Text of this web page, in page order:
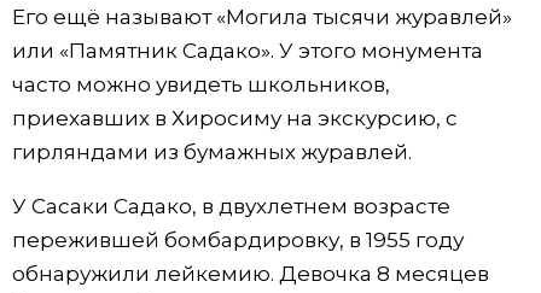
Его ещё называют «Могила тысячи журавлей»
или «Памятник Садако». У этого монумента
часто можно увидеть школьников,
приехавших в Хиросиму на экскурсию, с
гирляндами из бумажных журавлей.
У Сасаки Садако, в двухлетнем возрасте
пережившей бомбардировку, в 1955 году
обнаружили лейкемию. Девочка 8 месяцев